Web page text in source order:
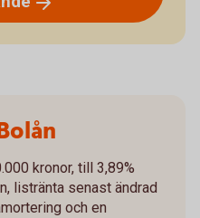
kronor, till 3,89%
listränta senast ändrad
och en